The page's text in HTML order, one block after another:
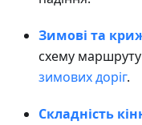
Зимові та
схему маршруту
зимових доріг.
Складність